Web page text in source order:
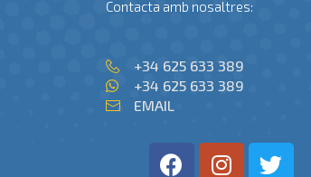
Contacta amb nosaltres:
+34 625 633 389
+34 625 633 389
EMAIL